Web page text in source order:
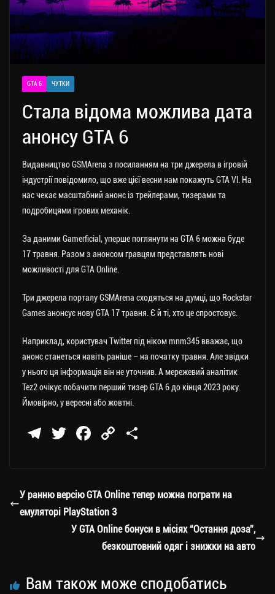
GTA 6 ЧУТКИ
Стала відома можлива дата
анонсу GTA 6
Видавництво GSMArena з посиланням на три джерела в ігровій
індустрії повідомило, що вже цієї весни нам покажуть GTA Vl. На
нас чекає масштабний анонс із трейлерами, тизерами та
подробицями ігрових механік.
За даними Gamerficial, уперше поглянути на GTA 6 можна буде
17 травня. Разом з анонсом гравцям представлять нові
можливості для GTA Online.
Три джерела порталу GSMArena сходяться на думці, що Rockstar
Games анонсує нову GTA 17 травня. Є й ті, хто це спростовує.
Наприклад, користувач Twitter під ніком mnm345 вважає, що
анонс станеться навіть раніше – на початку травня. Але звідки
у нього ця інформація він не уточнив. А мережевий аналітик
Tez2 очікує побачити перший тизер GTA 6 до кінця 2023 року.
Ймовірно, у вересні або жовтні.
Te
a
m
T
er
Fa
ok
C
Li ли
ся
У ранню версію GTA Online тепер можна пограти на
емуляторі PlayStation 3
У GTA Online бонуси в місіях “Остання доза”,
безкоштовний одяг і знижки на авто
Вам також може сподобатись